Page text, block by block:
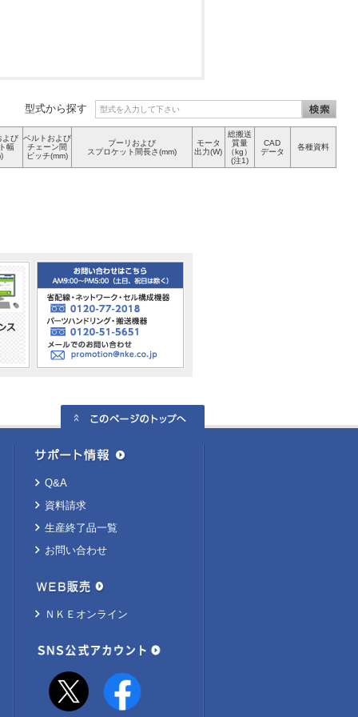
型式から探す
よび
幅
ベルトおよび
チェーン間
ピッチ(mm)
プーリおよび
スプロケット間長さ(mm)
モータ
出力(W)
総搬送
質量
（kg）
(注1)
CAD
データ
各種資料
Q&A
資料請求
生産終了品一覧
お問い合わせ
ＮＫＥオンライン